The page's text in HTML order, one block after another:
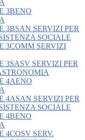
3BENO
3BSAN SERVIZI PER
SOCIALE
3COMM SERVIZI
3SASV SERVIZI PER
4AENO
4ASAN SERVIZI PER
SOCIALE
4BENO
4COSV SERV.